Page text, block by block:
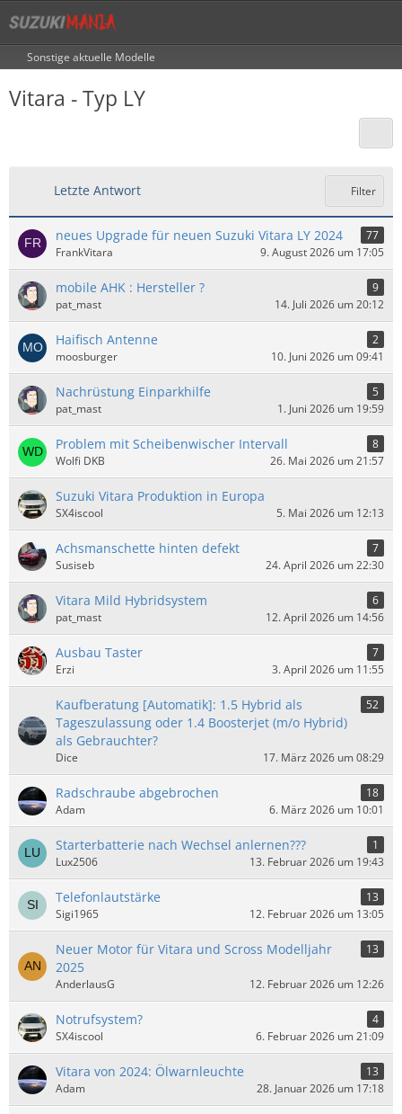
Sonstige aktuelle Modelle
Vitara - Typ LY
Letzte Antwort Filter
neues Upgrade für neuen Suzuki Vitara LY 2024
77
FrankVitara
9. August 2026 um 17:05
mobile AHK : Hersteller ?
9
pat_mast
14. Juli 2026 um 20:12
Haifisch Antenne
2
moosburger
10. Juni 2026 um 09:41
Nachrüstung Einparkhilfe
5
pat_mast
1. Juni 2026 um 19:59
Problem mit Scheibenwischer Intervall
8
Wolfi DKB
26. Mai 2026 um 21:57
Suzuki Vitara Produktion in Europa
SX4iscool 5. Mai 2026 um 12:13
Achsmanschette hinten defekt
7
Susiseb
24. April 2026 um 22:30
Vitara Mild Hybridsystem
6
pat_mast
12. April 2026 um 14:56
Ausbau Taster
7
Erzi
3. April 2026 um 11:55
Kaufberatung [Automatik]: 1.5 Hybrid als
Tageszulassung oder 1.4 Boosterjet (m/o Hybrid)
als Gebrauchter?
52
Dice 17. März 2026 um 08:29
Radschraube abgebrochen
18
Adam
6. März 2026 um 10:01
Starterbatterie nach Wechsel anlernen???
1
Lux2506
13. Februar 2026 um 19:43
Telefonlautstärke
13
Sigi1965
12. Februar 2026 um 13:05
Neuer Motor für Vitara und Scross Modelljahr
2025
13
AnderlausG 12. Februar 2026 um 12:26
Notrufsystem?
4
SX4iscool
6. Februar 2026 um 21:09
Vitara von 2024: Ölwarnleuchte
13
Adam
28. Januar 2026 um 17:18